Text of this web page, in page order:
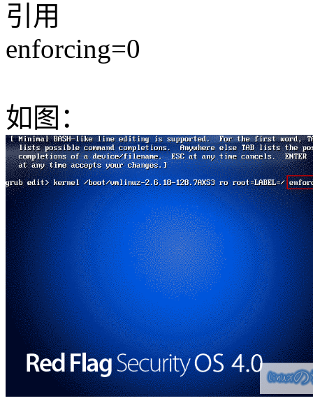
引用
enforcing=0
如图：